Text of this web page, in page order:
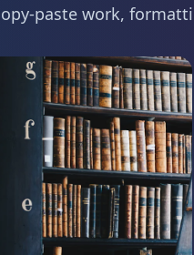
paste work,